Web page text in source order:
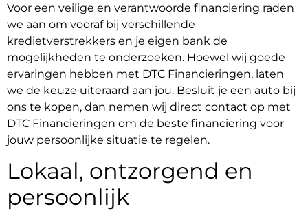
Voor een veilige en verantwoorde financiering raden
we aan om vooraf bij verschillende
kredietverstrekkers en je eigen bank de
mogelijkheden te onderzoeken. Hoewel wij goede
ervaringen hebben met DTC Financieringen, laten
we de keuze uiteraard aan jou. Besluit je een auto bij
ons te kopen, dan nemen wij direct contact op met
DTC Financieringen om de beste financiering voor
jouw persoonlijke situatie te regelen.
Lokaal, ontzorgend en
persoonlijk